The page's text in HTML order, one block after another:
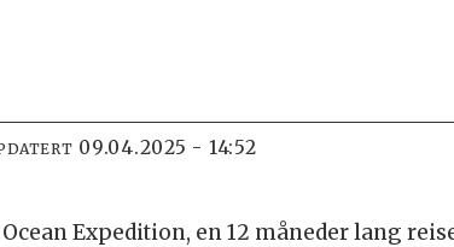
09.04.2025 - 14:52
Expedition, en 12 måneder lang